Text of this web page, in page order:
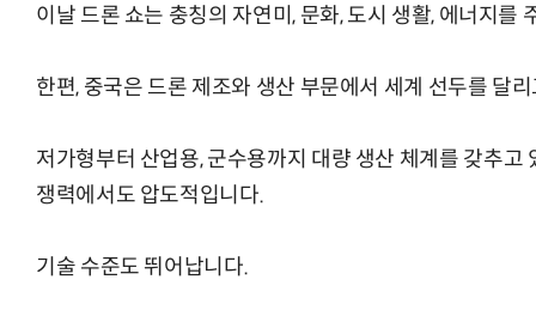
이날 드론 쇼는 충칭의 자연미, 문화, 도시 생활, 에너지를
한편, 중국은 드론 제조와 생산 부문에서 세계 선두를 달
저가형부터 산업용, 군수용까지 대량 생산 체계를 갖추고
쟁력에서도 압도적입니다.
기술 수준도 뛰어납니다.